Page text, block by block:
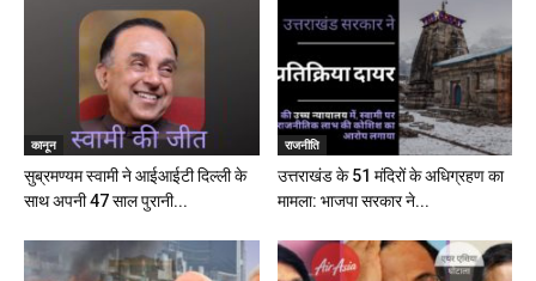
कानून
सुब्रमण्यम स्वामी ने आईआईटी दिल्ली के
साथ अपनी 47 साल पुरानी...
राजनीति
उत्तराखंड के 51 मंदिरों के अधिग्रहण का
मामला: भाजपा सरकार ने...